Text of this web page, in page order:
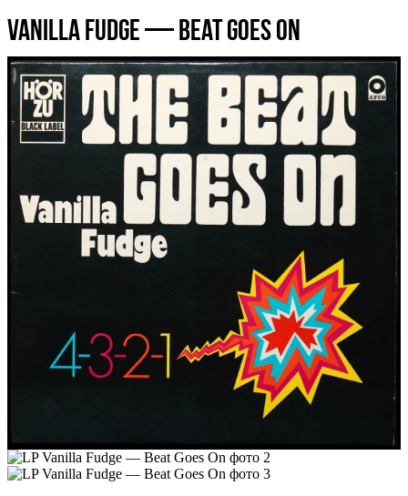
Vanilla Fudge — Beat Goes On